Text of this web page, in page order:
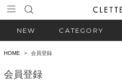
NEW CATEGORY
HOME 会員登録
会員登録